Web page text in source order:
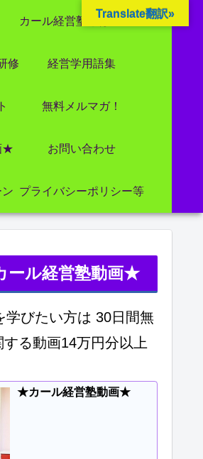
カール経営塾とは 大前研一氏にビジネス教育界最強講師陣として選ばれました
修 経営学用語集
無料メルマガ！
★ お問い合わせ
プライバシーポリシー等
ール経営塾動画★
学びたい方は 30日間無
る動画14万円分以上
★カール経営塾動画★
Translate翻訳»